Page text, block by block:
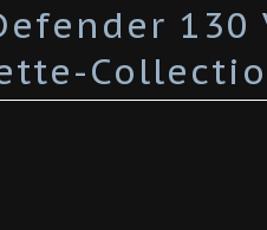
130